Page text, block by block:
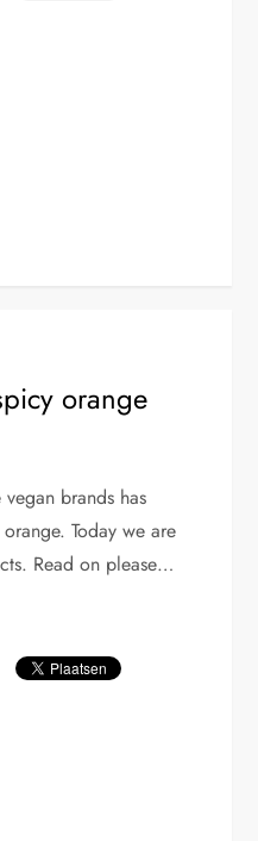
orange
brands has
Today we are
Read on please…